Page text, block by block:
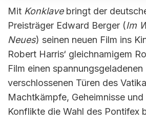
Mit Konklavebringt der
Preisträger Edward Berger (Im
Neues) seinen neuen Film ins
Robert Harris‘ gleichnamigem
Film einen
verschlossenen Türen des
Machtkämpfe, Geheimnisse
Konflikte die Wahl des Pontifex